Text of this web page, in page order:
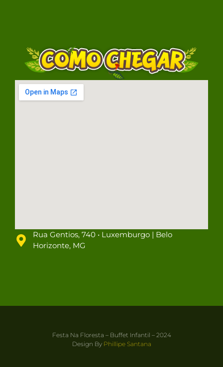
Rua Gentios, 740 • Luxemburgo | Belo
Horizonte, MG
Festa Na Floresta – Buffet Infantil – 2024
Design By Phillipe Santana